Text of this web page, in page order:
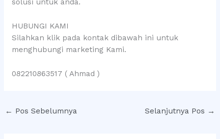
solusi untuk anda.
HUBUNGI KAMI
Silahkan klik pada kontak dibawah ini untuk
menghubungi marketing Kami.
082210863517 ( Ahmad )
← Pos Sebelumnya Selanjutnya Pos →